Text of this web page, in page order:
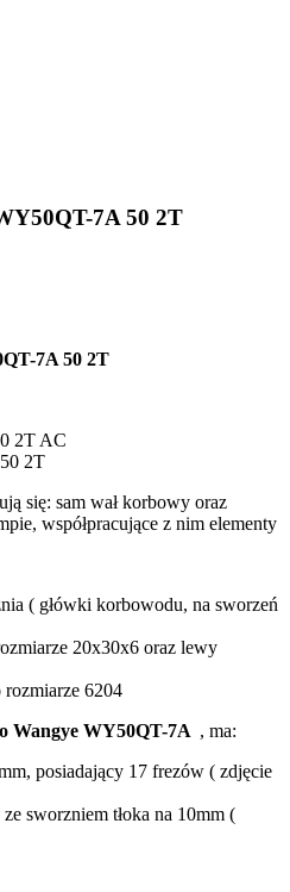
7A 50 2T
7A 50 2T
2T AC
2T
się: sam wał korbowy oraz
współpracujące z nim elementy
( główki korbowodu, na sworzeń
20x30x6 oraz lewy
rozmiarze 6204
Wangye WY50QT-7A , ma:
posiadający 17 frezów ( zdjęcie
sworzniem tłoka na 10mm (